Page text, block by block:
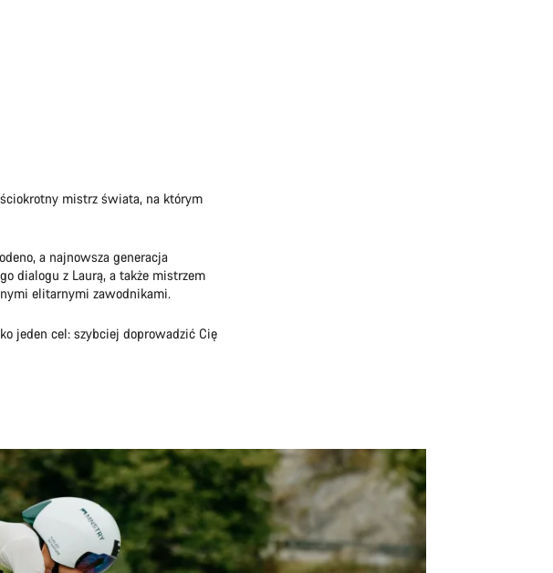
mistrz świata, na którym
a najnowsza generacja
dialogu z Laurą, a także mistrzem
elitarnymi zawodnikami.
jeden cel: szybciej doprowadzić Cię